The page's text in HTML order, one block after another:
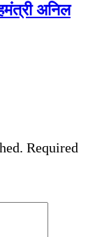
अनिल
Required